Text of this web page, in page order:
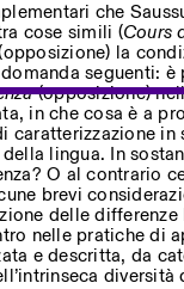
che
cose simili (Cours
la
seguenti:
(opposizione)
in che cosa è a
caratterizzazione
lingua. In
O al contrario
brevi
delle
nelle pratiche di
e descritta, da
diversità